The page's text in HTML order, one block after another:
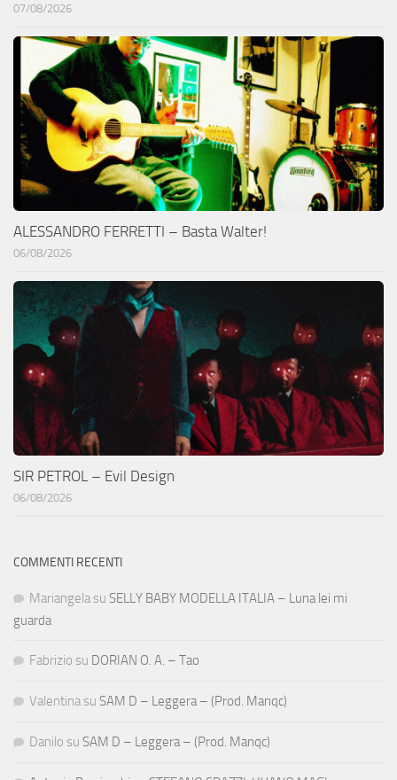
07/08/2026
ALESSANDRO FERRETTI – Basta Walter!
06/08/2026
SIR PETROL – Evil Design
06/08/2026
COMMENTI RECENTI
Mariangela su SELLY BABY MODELLA ITALIA – Luna lei mi
guarda
Fabrizio su DORIAN O. A. – Tao
Valentina su SAM D – Leggera – (Prod. Manqc)
Danilo su SAM D – Leggera – (Prod. Manqc)